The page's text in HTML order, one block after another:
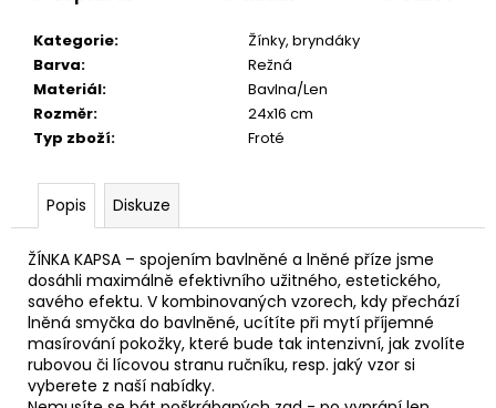
Kategorie:
Žínky, bryndáky
Barva:
Režná
Materiál:
Bavlna/Len
Rozměr:
24x16 cm
Typ zboží: Froté
Popis Diskuze
ŽÍNKA KAPSA – spojením bavlněné a lněné příze jsme
dosáhli maximálně efektivního užitného, estetického,
savého efektu. V kombinovaných vzorech, kdy přechází
lněná smyčka do bavlněné, ucítíte při mytí příjemné
masírování pokožky, které bude tak intenzivní, jak zvolíte
rubovou či lícovou stranu ručníku, resp. jaký vzor si
vyberete z naší nabídky.
RUČNÍK
BERUŠKA
ZEL.ŽLUTÁ
50X90
113,50